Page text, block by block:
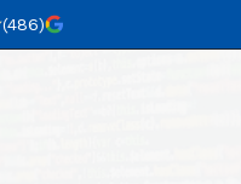
(486)